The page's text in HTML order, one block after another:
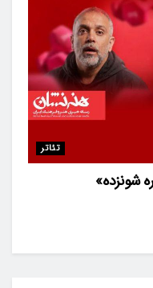
تئاتر
شونزده»